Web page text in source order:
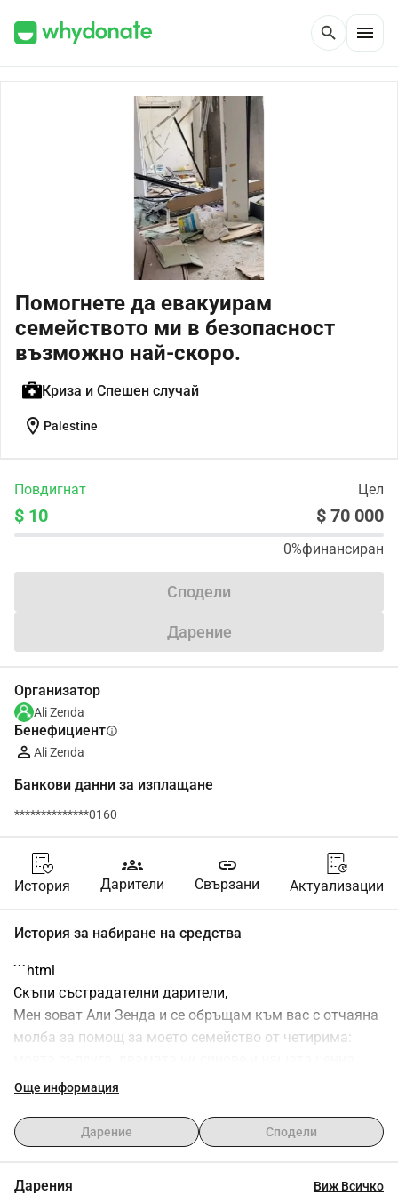
search menu
Помогнете да евакуирам
семейството ми в безопасност
възможно най-скоро.
Криза и Спешен случай
location_on Palestine
Повдигнат Цел
$ 10 $ 70 000
0%финансиран
Сподели
Дарение
Организатор
Ali Zenda
Бенефициентinfo
Ali Zenda
Банкови данни за изплащане
**************0160
История
groups
Дарители
link
Свързани Актуализации
История за набиране на средства
```html
Скъпи състрадателни дарители,
Мен зоват Али Зенда и се обръщам към вас с отчаяна
молба за помощ за моето семейство от четирима:
дъщеря. В момента живеем в разрушения от войната
безмилостните бомбардировки и конфликта, който
остави дома ни почти напълно унищожен.
Още информация
Дарение Сподели
Дарения Виж Всичко